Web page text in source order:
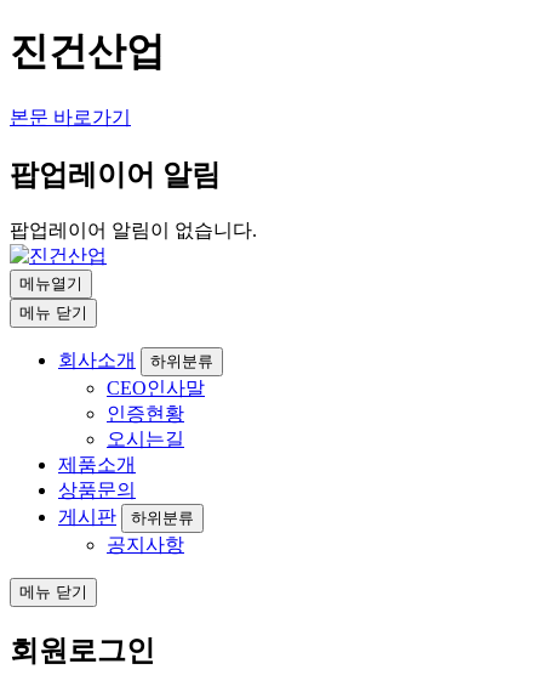
진건산업
본문 바로가기
팝업레이어 알림
팝업레이어 알림이 없습니다.
메뉴열기
메뉴 닫기
회사소개 하위분류
CEO인사말
인증현황
오시는길
제품소개
상품문의
게시판
하위분류
공지사항
메뉴 닫기
회원로그인